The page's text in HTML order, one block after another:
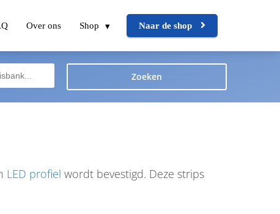
Over ons Shop Naar de shop
Zoeken
LED profiel wordt bevestigd. Deze strips